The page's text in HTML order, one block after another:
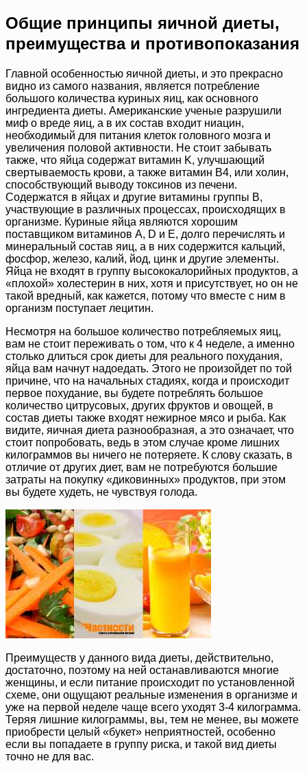
Общие принципы яичной диеты,
преимущества и противопоказания
Главной особенностью яичной диеты, и это прекрасно
видно из самого названия, является потребление
большого количества куриных яиц, как основного
ингредиента диеты. Американские ученые разрушили
миф о вреде яиц, а в их состав входит ниацин,
необходимый для питания клеток головного мозга и
увеличения половой активности. Не стоит забывать
также, что яйца содержат витамин K, улучшающий
свертываемость крови, а также витамин B4, или холин,
способствующий выводу токсинов из печени.
Содержатся в яйцах и другие витамины группы B,
участвующие в различных процессах, происходящих в
организме. Куриные яйца являются хорошим
поставщиком витаминов A, D и E, долго перечислять и
минеральный состав яиц, а в них содержится кальций,
фосфор, железо, калий, йод, цинк и другие элементы.
Яйца не входят в группу высококалорийных продуктов, а
«плохой» холестерин в них, хотя и присутствует, но он не
такой вредный, как кажется, потому что вместе с ним в
организм поступает лецитин.
Несмотря на большое количество потребляемых яиц,
вам не стоит переживать о том, что к 4 неделе, а именно
столько длиться срок диеты для реального похудания,
яйца вам начнут надоедать. Этого не произойдет по той
причине, что на начальных стадиях, когда и происходит
первое похудание, вы будете потреблять большое
количество цитрусовых, других фруктов и овощей, в
состав диеты также входят нежирное мясо и рыба. Как
видите, яичная диета разнообразная, а это означает, что
стоит попробовать, ведь в этом случае кроме лишних
килограммов вы ничего не потеряете. К слову сказать, в
отличие от других диет, вам не потребуются большие
затраты на покупку «диковинных» продуктов, при этом
вы будете худеть, не чувствуя голода.
Преимуществ у данного вида диеты, действительно,
достаточно, поэтому на ней останавливаются многие
женщины, и если питание происходит по установленной
схеме, они ощущают реальные изменения в организме и
уже на первой неделе чаще всего уходят 3-4 килограмма.
Теряя лишние килограммы, вы, тем не менее, вы можете
приобрести целый «букет» неприятностей, особенно
если вы попадаете в группу риска, и такой вид диеты
точно не для вас.